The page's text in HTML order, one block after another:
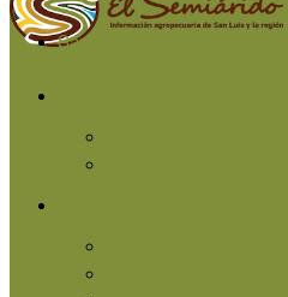
San Luis